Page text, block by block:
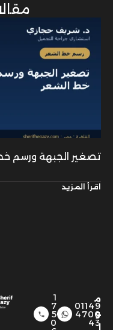
تصغير الجبهة ورسم خط
اقرأ المزيد
م
و
ا
01149
4700
43
1
7
5
0